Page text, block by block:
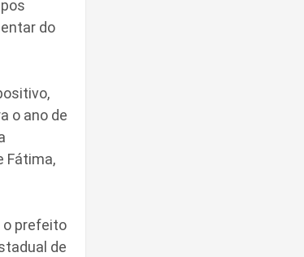
do
o ano de
Fátima,
o prefeito
de